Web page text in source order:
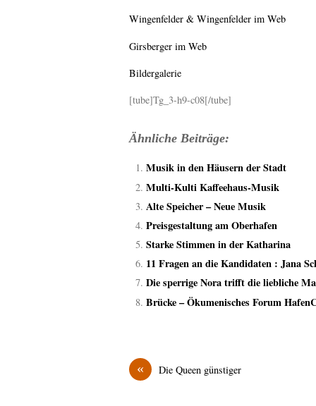
Wingenfelder & Wingenfelder im Web
Girsberger im Web
Bildergalerie
[tube]Tg_3-h9-c08[/tube]
Ähnliche Beiträge:
Musik in den Häusern der Stadt
Multi-Kulti Kaffeehaus-Musik
Alte Speicher – Neue Musik
Preisgestaltung am Oberhafen
Starke Stimmen in der Katharina
11 Fragen an die Kandidaten : Jana
Die sperrige Nora trifft die liebliche
Brücke – Ökumenisches Forum
« Die Queen günstiger